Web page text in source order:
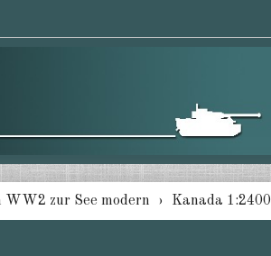
WW2 zur See modern Kanada 1:2400